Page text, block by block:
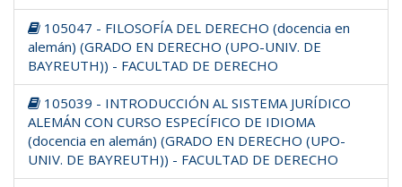
105047 - FILOSOFÍA DEL DERECHO (docencia en
alemán) (GRADO EN DERECHO (UPO-UNIV. DE
BAYREUTH)) - FACULTAD DE DERECHO
105039 - INTRODUCCIÓN AL SISTEMA JURÍDICO
ALEMÁN CON CURSO ESPECÍFICO DE IDIOMA
(docencia en alemán) (GRADO EN DERECHO (UPO-
UNIV. DE BAYREUTH)) - FACULTAD DE DERECHO